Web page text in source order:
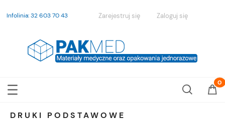
Infolinia: 32 603 70 43 Zarejestruj się Zaloguj się
DRUKI PODSTAWOWE